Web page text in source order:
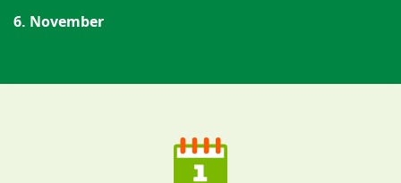
6. November